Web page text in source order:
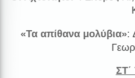
«Τα απίθανα μολύβια»:
ΣΤ΄